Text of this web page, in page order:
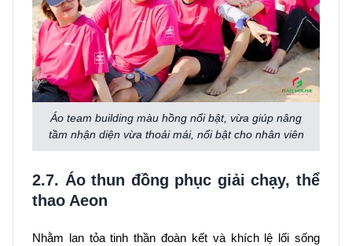
Áo team building màu hồng nổi bật, vừa giúp nâng
tầm nhận diện vừa thoải mái, nổi bật cho nhân viên
2.7. Áo thun đồng phục giải chạy, thể
thao Aeon
Nhằm lan tỏa tinh thần đoàn kết và khích lệ lối sống